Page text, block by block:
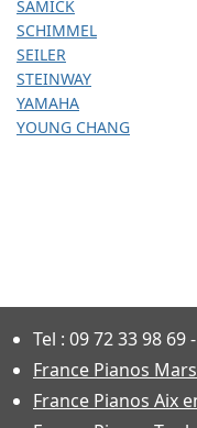
SAMICK
SCHIMMEL
SEILER
STEINWAY
YAMAHA
YOUNG CHANG
Tel : 09 72 33 98 69-
France Pianos
France Pianos Aix